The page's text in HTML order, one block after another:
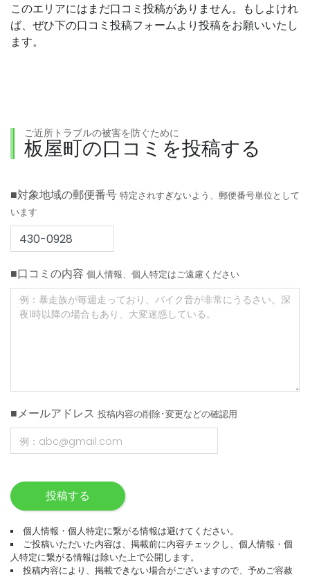
このエリアにはまだ口コミ投稿がありません。もしよけれ
ば、ぜひ下の口コミ投稿フォームより投稿をお願いいたし
ます。
ご近所トラブルの被害を防ぐために
板屋町の口コミを投稿する
■対象地域の郵便番号 特定されすぎないよう、郵便番号単位として
います
■口コミの内容 個人情報、個人特定はご遠慮ください
■メールアドレス 投稿内容の削除･変更などの確認用
投稿する
個人情報・個人特定に繋がる情報は避けてください。
ご投稿いただいた内容は、掲載前に内容チェックし、個人情報・個
人特定に繋がる情報は除いた上で公開します。
投稿内容により、掲載できない場合がございますので、予めご容赦